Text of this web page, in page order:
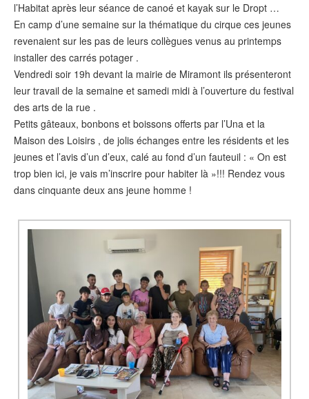
l’Habitat après leur séance de canoé et kayak sur le Dropt …
En camp d’une semaine sur la thématique du cirque ces jeunes
revenaient sur les pas de leurs collègues venus au printemps
installer des carrés potager .
Vendredi soir 19h devant la mairie de Miramont ils présenteront
leur travail de la semaine et samedi midi à l’ouverture du festival
des arts de la rue .
Petits gâteaux, bonbons et boissons offerts par l’Una et la
Maison des Loisirs , de jolis échanges entre les résidents et les
jeunes et l’avis d’un d’eux, calé au fond d’un fauteuil : « On est
trop bien ici, je vais m’inscrire pour habiter là »!!! Rendez vous
dans cinquante deux ans jeune homme !